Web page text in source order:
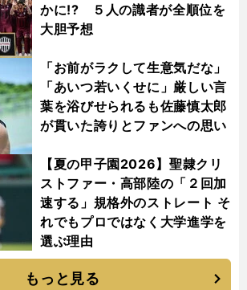
かに!? ５人の識者が全順位を
大胆予想
「お前がラクして生意気だな」
「あいつ若いくせに」厳しい言
葉を浴びせられるも佐藤慎太郎
が貫いた誇りとファンへの思い
【夏の甲子園2026】聖隷クリ
ストファー・高部陸の「２回加
速する」規格外のストレート そ
れでもプロではなく大学進学を
選ぶ理由
もっと見る